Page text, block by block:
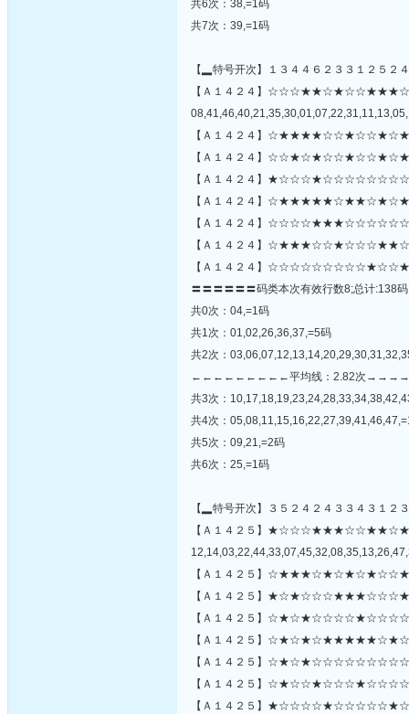
共6次：38,=1码
共7次：39,=1码
【▂特号开次】１３４４６２３３１２５２
【Ａ１４２４】
【Ａ１４２４】
【Ａ１４２４】
【Ａ１４２４】
【Ａ１４２４】
【Ａ１４２４】
【Ａ１４２４】
【Ａ１４２４】
〓〓〓〓〓〓码类本次有效行数8;总计:138
共0次：04,=1码
共1次：01,02,26,36,37,=5码
共2次：
←←←←←←←←←平均线：2.82次
共3次：
共4次：
共5次：09,21,=2码
共6次：25,=1码
【▂特号开次】３５２４２４３３４３１２
【Ａ１４２５】
【Ａ１４２５】
【Ａ１４２５】
【Ａ１４２５】
【Ａ１４２５】
【Ａ１４２５】
【Ａ１４２５】
【Ａ１４２５】